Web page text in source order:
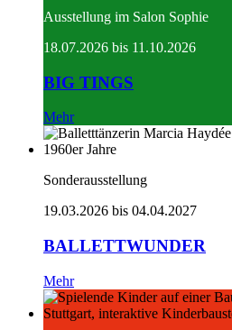
Ausstellung im Salon Sophie
18.07.2026 bis 11.10.2026
BIG TINGS
Mehr
Sonderausstellung
19.03.2026 bis 04.04.2027
BALLETTWUNDER
Mehr